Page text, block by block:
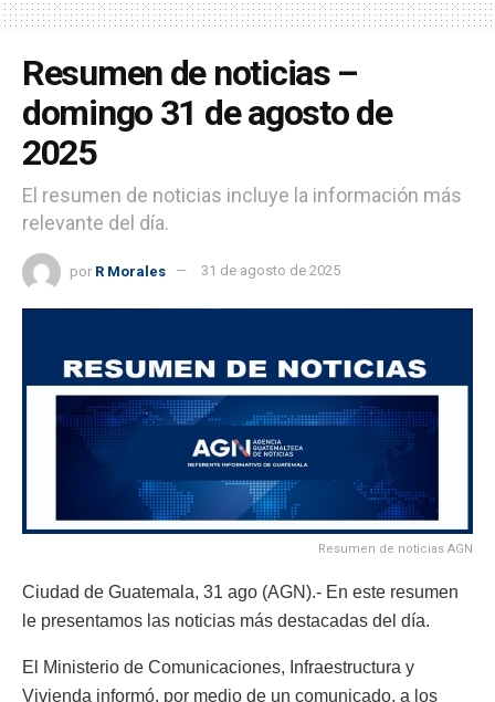
Resumen de noticias –
domingo 31 de agosto de
2025
El resumen de noticias incluye la información más
relevante del día.
por R Morales 31 de agosto de 2025
Resumen de noticias AGN
Ciudad de Guatemala, 31 ago (AGN).- En este resumen
le presentamos las noticias más destacadas del día.
El Ministerio de Comunicaciones, Infraestructura y
Vivienda informó, por medio de un comunicado, a los